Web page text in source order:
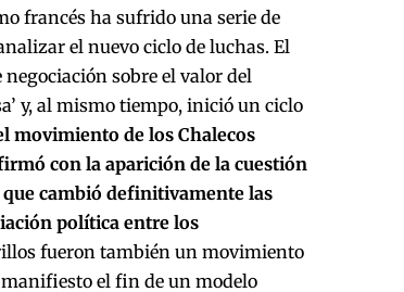
francés ha sufrido una serie de
el nuevo ciclo de luchas. El
sobre el valor del
y, al mismo tiempo, inició un ciclo
movimiento de los Chalecos
con la aparición de la cuestión
cambió definitivamente las
política entre los
fueron también un movimiento
el fin de un modelo